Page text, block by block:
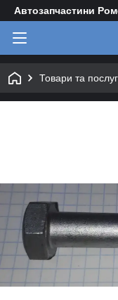
Автозапчастини
Товари та